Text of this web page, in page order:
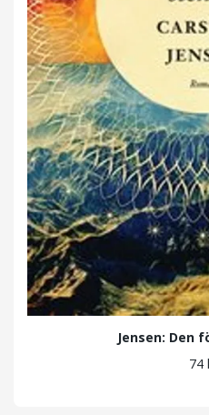
Jensen: Den
74